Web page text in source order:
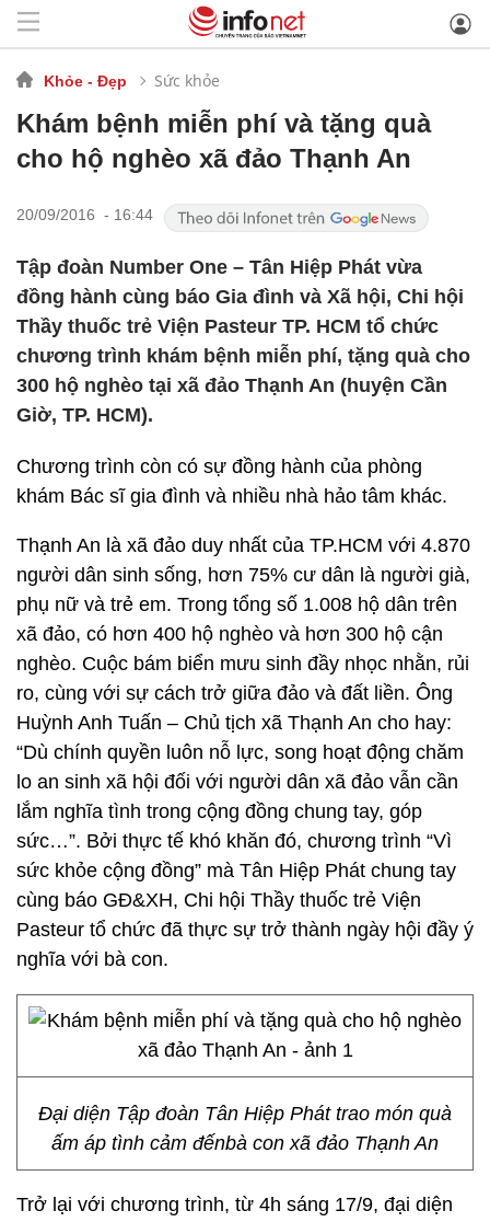
Khỏe - Đẹp Sức khỏe
Khám bệnh miễn phí và tặng quà
cho hộ nghèo xã đảo Thạnh An
20/09/2016 - 16:44
Tập đoàn Number One – Tân Hiệp Phát vừa
đồng hành cùng báo Gia đình và Xã hội, Chi hội
Thầy thuốc trẻ Viện Pasteur TP. HCM tổ chức
chương trình khám bệnh miễn phí, tặng quà cho
300 hộ nghèo tại xã đảo Thạnh An (huyện Cần
Giờ, TP. HCM).
Chương trình còn có sự đồng hành của phòng
khám Bác sĩ gia đình và nhiều nhà hảo tâm khác.
Thạnh An là xã đảo duy nhất của TP.HCM với 4.870
người dân sinh sống, hơn 75% cư dân là người già,
phụ nữ và trẻ em. Trong tổng số 1.008 hộ dân trên
xã đảo, có hơn 400 hộ nghèo và hơn 300 hộ cận
nghèo. Cuộc bám biển mưu sinh đầy nhọc nhằn, rủi
ro, cùng với sự cách trở giữa đảo và đất liền. Ông
Huỳnh Anh Tuấn – Chủ tịch xã Thạnh An cho hay:
“Dù chính quyền luôn nỗ lực, song hoạt động chăm
lo an sinh xã hội đối với người dân xã đảo vẫn cần
lắm nghĩa tình trong cộng đồng chung tay, góp
sức…”. Bởi thực tế khó khăn đó, chương trình “Vì
sức khỏe cộng đồng” mà Tân Hiệp Phát chung tay
cùng báo GĐ&XH, Chi hội Thầy thuốc trẻ Viện
Pasteur tổ chức đã thực sự trở thành ngày hội đầy ý
nghĩa với bà con.
Đại diện Tập đoàn Tân Hiệp Phát trao món quà
ấm áp tình cảm đếnbà con xã đảo Thạnh An
Trở lại với chương trình, từ 4h sáng 17/9, đại diện